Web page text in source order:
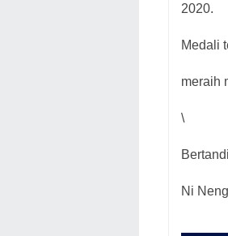
2020.
Medali
meraih
\
Ni